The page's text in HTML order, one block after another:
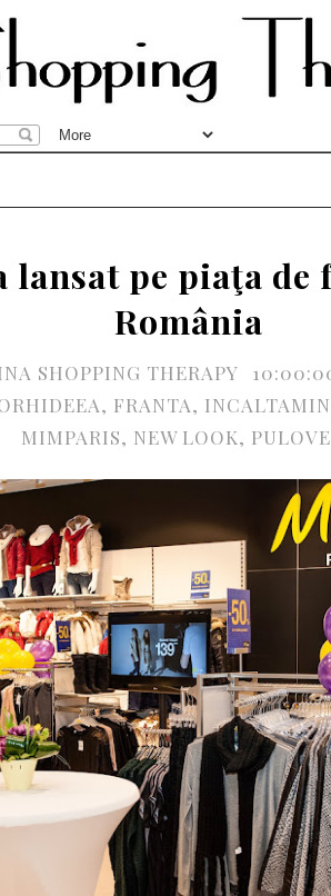
lansat pe piaţa de
România
SHOPPING THERAPY
, FRANTA,
MIMPARIS, NEW LOOK,